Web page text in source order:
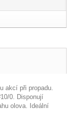
akcí při propadu.
0. Disponují
olova. Ideální